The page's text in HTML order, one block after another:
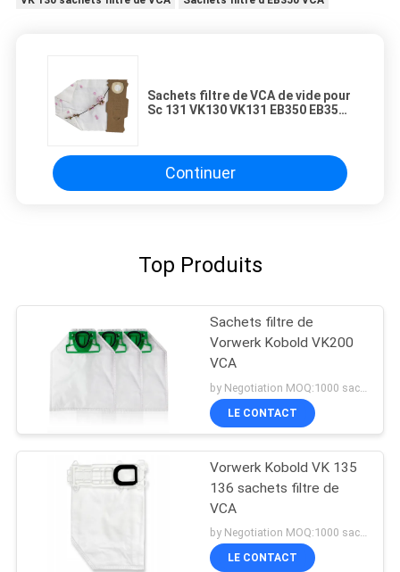
Sachets filtre de VCA de vide pour
Sc 131 VK130 VK131 EB350 EB35
Continuer
Top Produits
Sachets filtre de
Vorwerk Kobold VK200
VCA
LE CONTACT
Vorwerk Kobold VK 135
136 sachets filtre de
VCA
by Negotiation MOQ:1000 sacs/sacs
LE CONTACT